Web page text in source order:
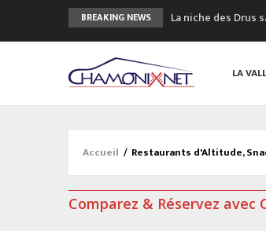
BREAKING NEWS
La niche des Drus
Craft ouvre un
3eme Chamonix
LA
Accueil / Restaurants d'Altitude,
Comparez & Réservez avec